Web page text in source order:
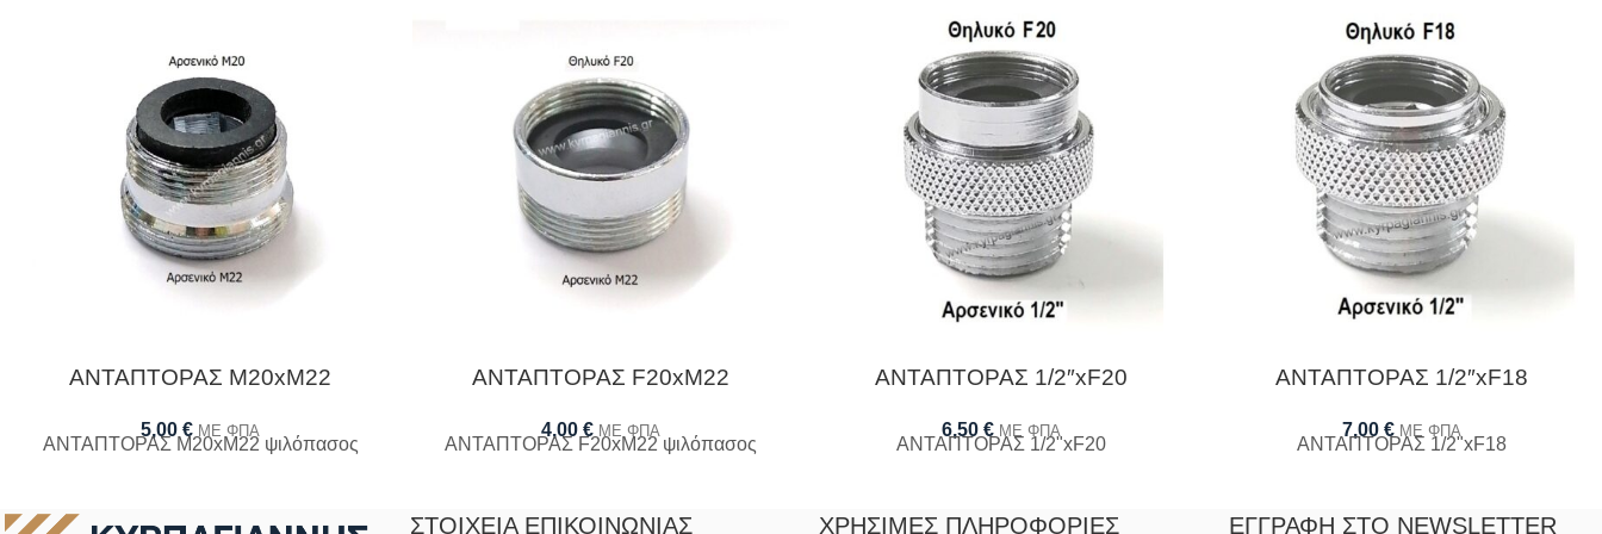
ΑΝΤΑΠΤΟΡΑΣ M20xM22
5,00 € ΜΕ ΦΠΑ
ΑΝΤΑΠΤΟΡΑΣ M20xM22 ψιλόπασος
ΑΝΤΑΠΤΟΡΑΣ F20xM22
4,00 € ΜΕ ΦΠΑ
ΑΝΤΑΠΤΟΡΑΣ F20xM22 ψιλόπασος
ΑΝΤΑΠΤΟΡΑΣ 1/2″xF20
6,50 € ΜΕ ΦΠΑ
ΑΝΤΑΠΤΟΡΑΣ 1/2"xF20
ΑΝΤΑΠΤΟΡΑΣ 1/2″xF18
7,00 € ΜΕ ΦΠΑ
ΑΝΤΑΠΤΟΡΑΣ 1/2"xF18
ΣΤΟΙΧΕΊΑ ΕΠΙΚΟΙΝΩΝΊΑΣ ΧΡΉΣΙΜΕΣ ΠΛΗΡΟΦΟΡΊΕΣ ΕΓΓΡΑΦΉ ΣΤΟ NEWSLETTER